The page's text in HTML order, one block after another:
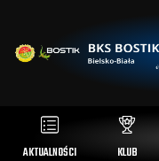
AKTUALNOŚCI KLUB